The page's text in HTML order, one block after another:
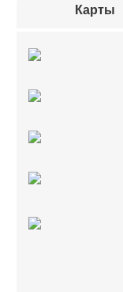
Карты